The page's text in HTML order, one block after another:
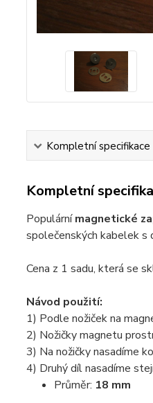
Kompletní specifikace
Kompletní
Populárnímagnetické
společenských kabelek s
Cena z 1 sadu, která se
Návod použití:
1) Podle nožiček na
2) Nožičky magnetu
3) Na nožičky nasadíme
4) Druhý díl nasadíme
Průměr: 18 mm